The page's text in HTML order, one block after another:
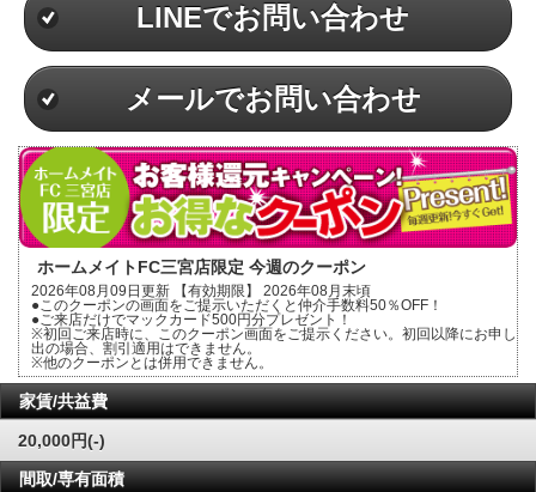
LINEでお問い合わせ
メールでお問い合わせ
ホームメイトFC三宮店限定 今週のクーポン
2026年08月09日更新 【有効期限】 2026年08月末頃
●このクーポンの画面をご提示いただくと仲介手数料50％OFF！
●ご来店だけでマックカード500円分プレゼント！
※初回ご来店時に、このクーポン画面をご提示ください。初回以降にお申し
出の場合、割引適用はできません。
※他のクーポンとは併用できません。
家賃/共益費
20,000円(-)
間取/専有面積